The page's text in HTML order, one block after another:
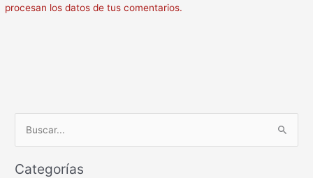
procesan los datos de tus comentarios.
s
Categorías